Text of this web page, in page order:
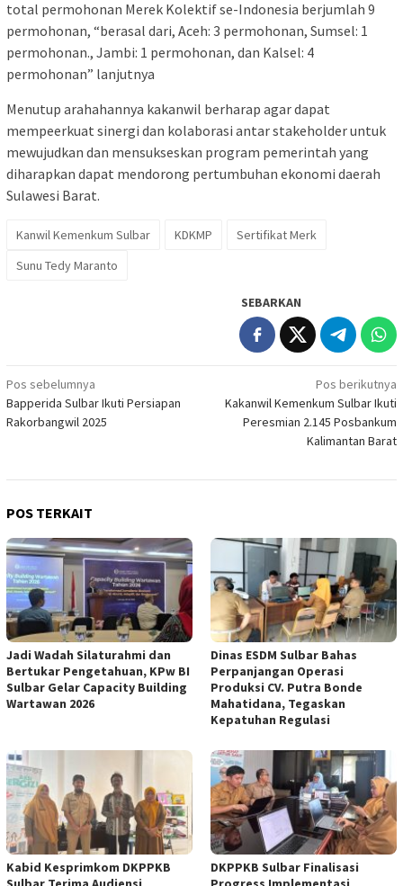
total permohonan Merek Kolektif se-Indonesia berjumlah 9
permohonan, “berasal dari, Aceh: 3 permohonan, Sumsel: 1
permohonan., ​Jambi: 1 permohonan, dan ​Kalsel: 4
permohonan” lanjutnya
Menutup arahahannya kakanwil berharap agar dapat
mempeerkuat sinergi dan kolaborasi antar stakeholder untuk
mewujudkan dan mensukseskan program pemerintah yang
diharapkan dapat mendorong pertumbuhan ekonomi daerah
Sulawesi Barat.
Kanwil Kemenkum Sulbar KDKMP
Sertifikat Merk
Sunu Tedy Maranto
SEBARKAN
Navigasi
pos
Pos sebelumnya
Bapperida Sulbar Ikuti Persiapan
Rakorbangwil 2025
Pos berikutnya
Kakanwil Kemenkum Sulbar Ikuti
Peresmian 2.145 Posbankum
Kalimantan Barat
POS TERKAIT
Jadi Wadah Silaturahmi dan
Bertukar Pengetahuan, KPw BI
Sulbar Gelar Capacity Building
Wartawan 2026
Dinas ESDM Sulbar Bahas
Perpanjangan Operasi
Produksi CV. Putra Bonde
Mahatidana, Tegaskan
Kepatuhan Regulasi
Kabid Kesprimkom DKPPKB
DKPPKB Sulbar Finalisasi